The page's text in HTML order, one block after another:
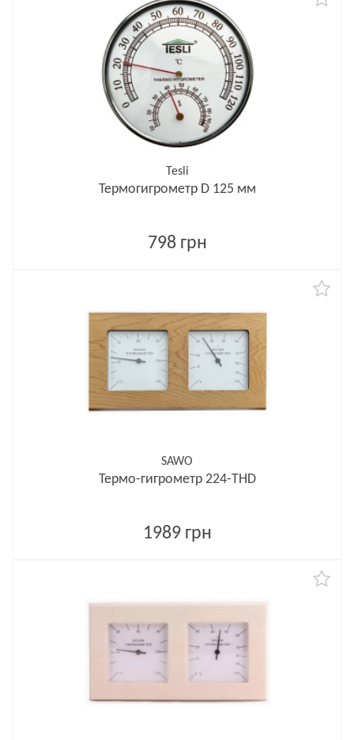
Tesli
Термогигрометр D 125 мм
798 грн
SAWO
Термо-гигрометр 224-THD
1989 грн